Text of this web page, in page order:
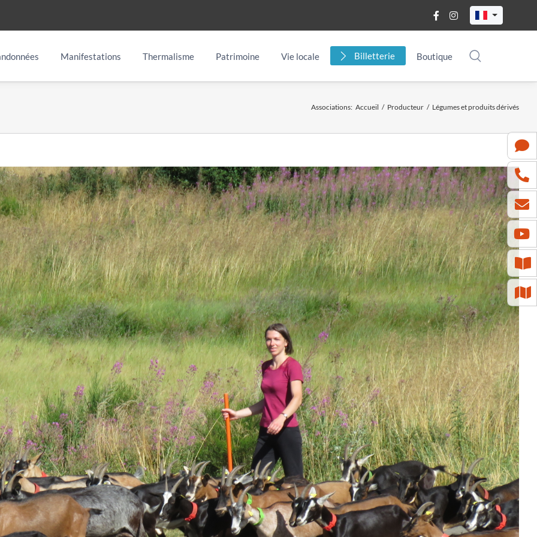
Manifestations Thermalisme Patrimoine Vie locale Billetterie Boutique
Associations: Accueil / Producteur / Légumes et produits dérivés